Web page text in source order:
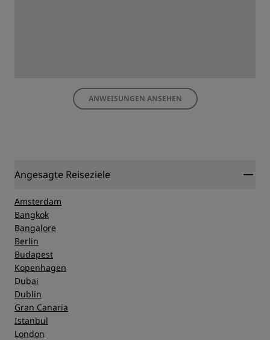
ANWEISUNGEN ANSEHEN
Angesagte Reiseziele
Amsterdam
Bangkok
Bangalore
Berlin
Budapest
Kopenhagen
Dubai
Dublin
Gran Canaria
Istanbul
London